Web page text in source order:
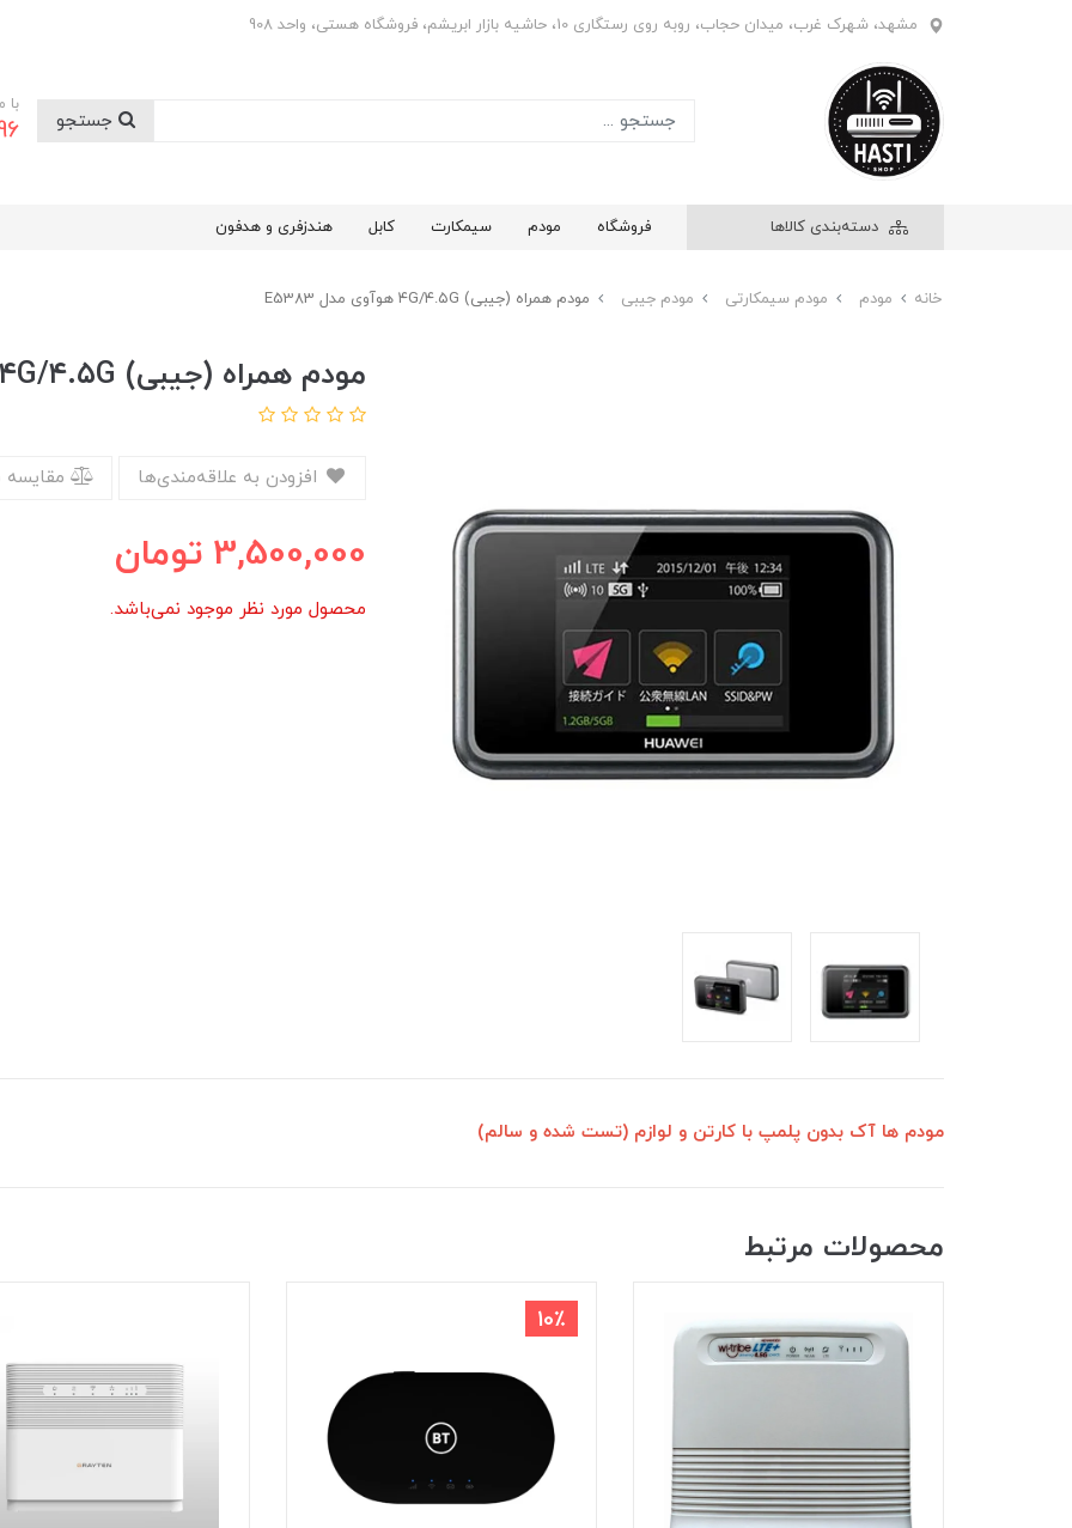
مشهد، شهرک غرب، میدان حجاب، روبه روی رستگاری 10، حاشیه بازار ابریشم، فروشگاه هستی، واحد 908
با
دسته‌بندی کالاها فروشگاه مودم سیمکارت کابل هندزفری و هدفون
خانه مودم مودم سیمکارتی مودم جیبی مودم همراه (جیبی) ۴G/۴.۵G هوآوی مدل E5383
مودم همراه (جیبی) ۴G/۴.۵G هوآوی مدل E5383
3,500,000 تومان
محصول مورد نظر موجود نمی‌باشد.
مودم ها آک بدون پلمپ با کارتن و لوازم (تست شده و سالم)
محصولات مرتبط
10٪